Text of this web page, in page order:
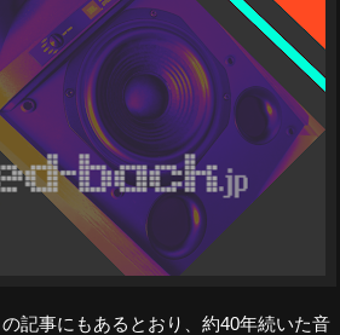
の記事にもあるとおり、約40年続いた音